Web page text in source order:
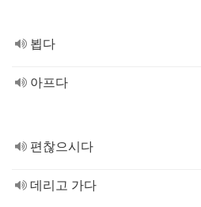
뵙다
아프다
편찮으시다
데리고 가다